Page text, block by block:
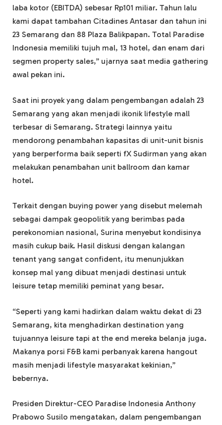
laba kotor (EBITDA) sebesar Rp101 miliar. Tahun lalu
kami dapat tambahan Citadines Antasar dan tahun ini
23 Semarang dan 88 Plaza Balikpapan. Total Paradise
Indonesia memiliki tujuh mal, 13 hotel, dan enam dari
segmen property sales,” ujarnya saat media gathering
awal pekan ini.
Saat ini proyek yang dalam pengembangan adalah 23
Semarang yang akan menjadi ikonik lifestyle mall
terbesar di Semarang. Strategi lainnya yaitu
mendorong penambahan kapasitas di unit-unit bisnis
yang berperforma baik seperti fX Sudirman yang akan
melakukan penambahan unit ballroom dan kamar
hotel.
Terkait dengan buying power yang disebut melemah
sebagai dampak geopolitik yang berimbas pada
perekonomian nasional, Surina menyebut kondisinya
masih cukup baik. Hasil diskusi dengan kalangan
tenant yang sangat confident, itu menunjukkan
konsep mal yang dibuat menjadi destinasi untuk
leisure tetap memiliki peminat yang besar.
“Seperti yang kami hadirkan dalam waktu dekat di 23
Semarang, kita menghadirkan destination yang
tujuannya leisure tapi at the end mereka belanja juga.
Makanya porsi F&B kami perbanyak karena hangout
masih menjadi lifestyle masyarakat kekinian,”
bebernya.
Presiden Direktur-CEO Paradise Indonesia Anthony
Prabowo Susilo mengatakan, dalam pengembangan